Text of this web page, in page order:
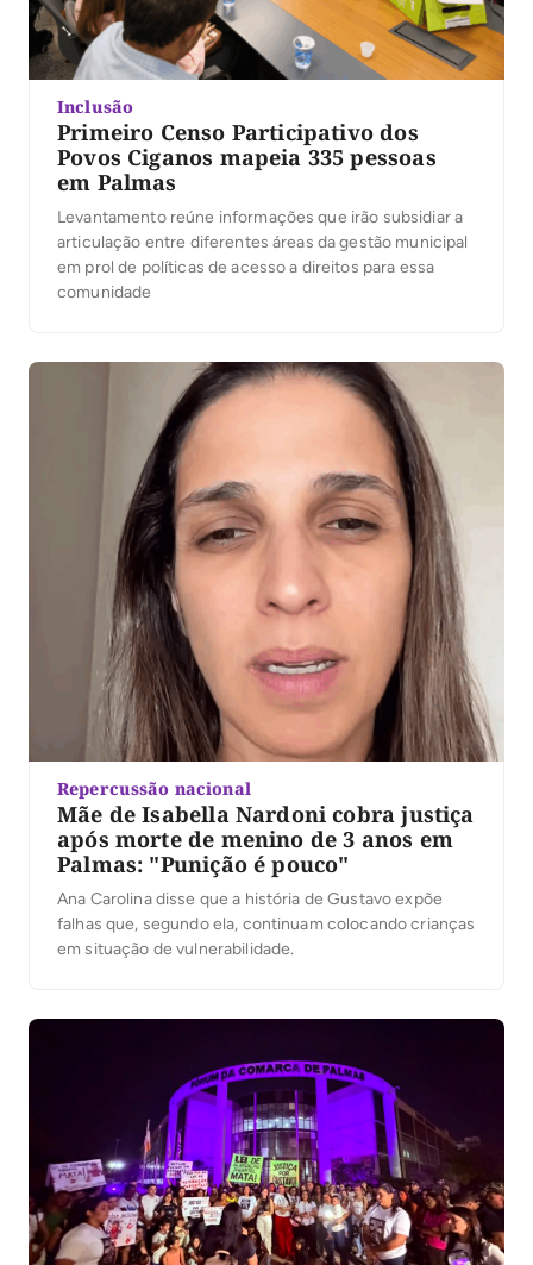
Inclusão
Primeiro Censo Participativo dos
Povos Ciganos mapeia 335 pessoas
em Palmas
Levantamento reúne informações que irão subsidiar a
articulação entre diferentes áreas da gestão municipal
em prol de políticas de acesso a direitos para essa
comunidade
Repercussão nacional
Mãe de Isabella Nardoni cobra justiça
após morte de menino de 3 anos em
Palmas: "Punição é pouco"
Ana Carolina disse que a história de Gustavo expõe
falhas que, segundo ela, continuam colocando crianças
em situação de vulnerabilidade.